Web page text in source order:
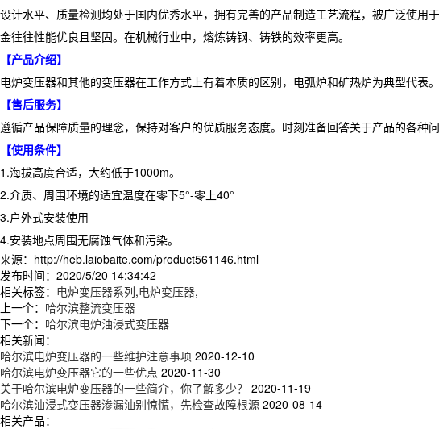
设计水平、质量检测均处于国内优秀水平，拥有完善的产品制造工艺流程，被广泛使
金往往性能优良且坚固。在机械行业中，熔炼铸钢、铸铁的效率更高。
【产品介绍】
电炉变压器和其他的变压器在工作方式上有着本质的区别，电弧炉和矿热炉为典型代表
【售后服务】
遵循产品保障质量的理念，保持对客户的优质服务态度。时刻准备回答关于产品的各种问
【使用条件】
1.海拔高度合适，大约低于1000m。
2.介质、周围环境的适宜温度在零下5°-零上40°
3.户外式安装使用
4.安装地点周围无腐蚀气体和污染。
来源：http://heb.laiobaite.com/product561146.html
发布时间：2020/5/20 14:34:42
相关标签： 电炉变压器系列,电炉变压器,
上一个： 哈尔滨整流变压器
下一个： 哈尔滨电炉油浸式变压器
相关新闻：
哈尔滨电炉变压器的一些维护注意事项 2020-12-10
哈尔滨电炉变压器它的一些优点 2020-11-30
关于哈尔滨电炉变压器的一些简介，你了解多少？ 2020-11-19
哈尔滨油浸式变压器渗漏油别惊慌，先检查故障根源 2020-08-14
相关产品：